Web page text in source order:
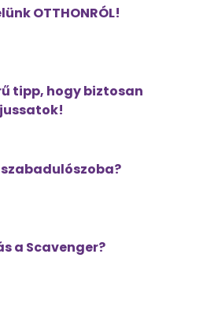
OTTHONRÓL!
tipp, hogy biztosan
szabadulószoba?
a Scavenger?